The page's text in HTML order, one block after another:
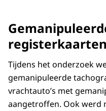
registerkaarten
Tijdens het onderzoek
gemanipuleerde
vrachtauto’s met
aangetroffen. Ook werd